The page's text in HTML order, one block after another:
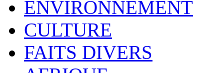
ENVIRONNEMENT
CULTURE
FAITS DIVERS